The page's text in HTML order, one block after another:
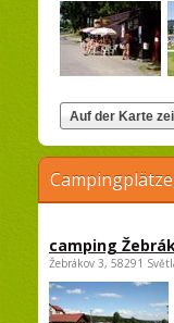
camping
Žebrákov 3, 58291